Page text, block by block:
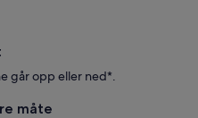
går opp eller ned*.
måte